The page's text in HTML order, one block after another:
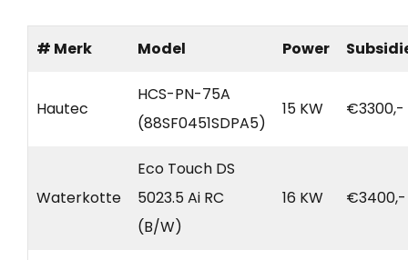
# Merk Model Power
Hautec
HCS-PN-75A
(88SF0451SDPA5)
15 KW €3300,-
Waterkotte
Eco Touch DS
5023.5 Ai RC
(B/W)
16 KW €3400,-